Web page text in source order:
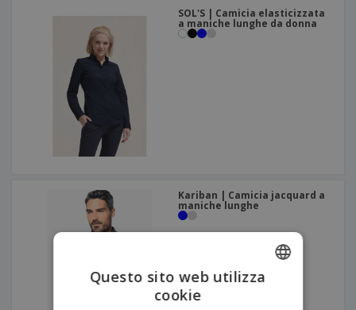
SOL'S | Camicia elasticizzata
a maniche lunghe da donna
Kariban | Camicia jacquard a
maniche lunghe
Questo sito web utilizza
cookie